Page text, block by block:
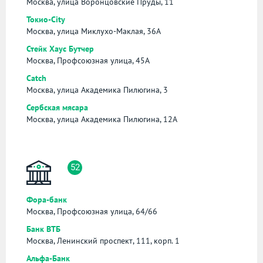
Токио-City
Москва, улица Миклухо-Маклая, 36А
Стейк Хаус Бутчер
Москва, Профсоюзная улица, 45А
Catch
Москва, улица Академика Пилюгина, 3
Сербская мясара
Москва, улица Академика Пилюгина, 12А
52
Фора-банк
Москва, Профсоюзная улица, 64/66
Банк ВТБ
Москва, Ленинский проспект, 111, корп. 1
Альфа-Банк